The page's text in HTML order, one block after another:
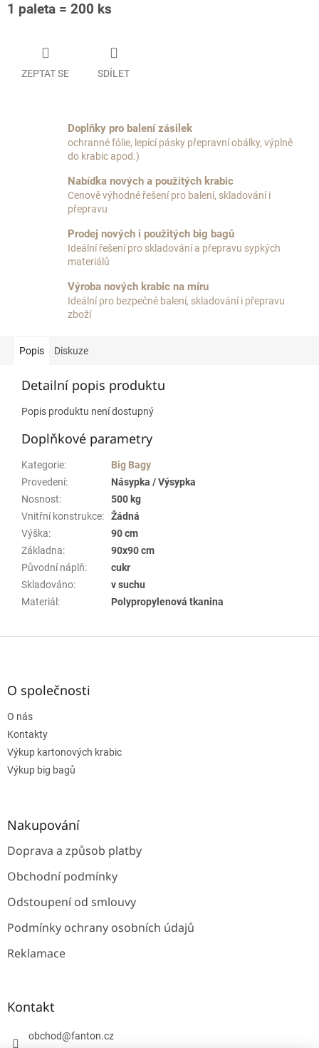
1 paleta = 200 ks
ZEPTAT SE SDÍLET
Doplňky pro balení zásilek
ochranné fólie, lepící pásky přepravní obálky, výplně
do krabic apod.)
Nabídka nových a použitých krabic
Cenově výhodné řešení pro balení, skladování i
přepravu
Prodej nových i použitých big bagů
Ideální řešení pro skladování a přepravu sypkých
materiálů
Výroba nových krabic na míru
Ideální pro bezpečné balení, skladování i přepravu
zboží
Popis Diskuze
Detailní popis produktu
Popis produktu není dostupný
Doplňkové parametry
Kategorie:
Big Bagy
Provedení:
Násypka / Výsypka
Nosnost:
500 kg
Vnitřní konstrukce:
Žádná
Výška:
90 cm
Základna:
90x90 cm
Původní náplň:
cukr
Skladováno:
v suchu
Materiál : Polypropylenová tkanina
Z
O společnosti
O nás
Kontakty
Výkup kartonových krabic
Výkup big bagů
Nakupování
Doprava a způsob platby
Obchodní podmínky
Odstoupení od smlouvy
Podmínky ochrany osobních údajů
Reklamace
Kontakt
obchod@fanton.cz